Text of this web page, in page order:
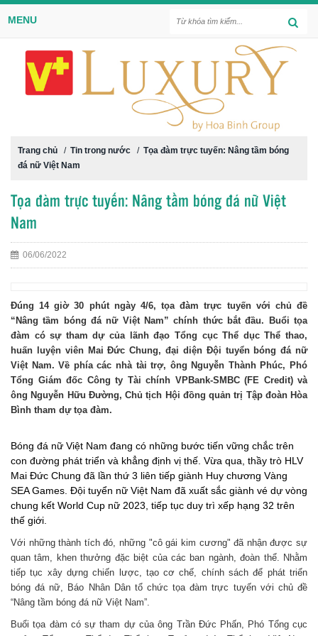
MENU
Trang chủ / Tin trong nước / Tọa đàm trực tuyến: Nâng tầm bóng
đá nữ Việt Nam
Tọa đàm trực tuyến: Nâng tầm bóng đá nữ Việt
Nam
06/06/2022
Đúng 14 giờ 30 phút ngày 4/6, tọa đàm trực tuyến với chủ đề
“Nâng tầm bóng đá nữ Việt Nam” chính thức bắt đầu. Buổi tọa
đàm có sự tham dự của lãnh đạo Tổng cục Thể dục Thể thao,
huấn luyện viên Mai Đức Chung, đại diện Đội tuyển bóng đá nữ
Việt Nam. Về phía các nhà tài trợ, ông Nguyễn Thành Phúc, Phó
Tổng Giám đốc Công ty Tài chính VPBank-SMBC (FE Credit) và
ông Nguyễn Hữu Đường, Chủ tịch Hội đồng quản trị Tập đoàn Hòa
Bình tham dự tọa đàm.
Bóng đá nữ Việt Nam đang có những bước tiến vững chắc trên
con đường phát triển và khẳng định vị thế. Vừa qua, thầy trò HLV
Mai Đức Chung đã lần thứ 3 liên tiếp giành Huy chương Vàng
SEA Games. Đội tuyển nữ Việt Nam đã xuất sắc giành vé dự vòng
chung kết World Cup nữ 2023, tiếp tục duy trì xếp hạng 32 trên
thế giới.
Với những thành tích đó, những "cô gái kim cương" đã nhận được sự
quan tâm, khen thưởng đặc biệt của các ban ngành, đoàn thể. Nhằm
tiếp tục xây dựng chiến lược, tạo cơ chế, chính sách để phát triển
bóng đá nữ, Báo Nhân Dân tổ chức tọa đàm trực tuyến với chủ đề
“Nâng tầm bóng đá nữ Việt Nam”.
Buổi tọa đàm có sự tham dự của ông Trần Đức Phấn, Phó Tổng cục